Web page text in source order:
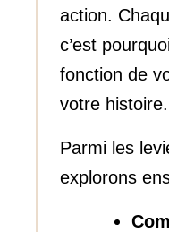
action.
c’est
fonction de
votre histoire.
Parmi les
explorons